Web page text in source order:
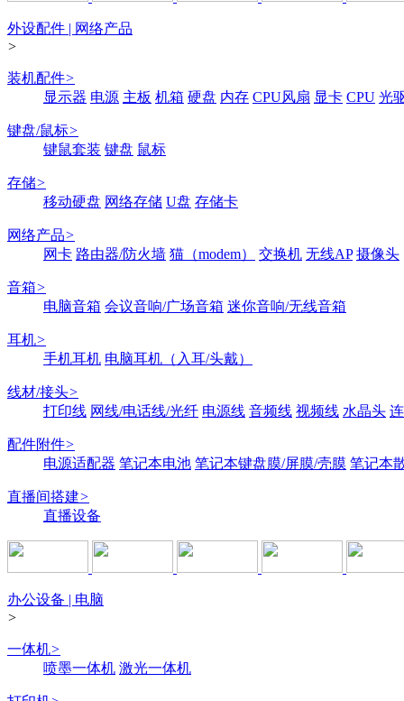
外设配件 | 网络产品
>
装机配件>
显示器 电源 主板 机箱 硬盘 内存 CPU风扇 显卡 CPU 光
键盘/鼠标>
键鼠套装 键盘 鼠标
存储>
移动硬盘 网络存储 U盘 存储卡
网络产品>
网卡 路由器/防火墙 猫（modem） 交换机 无线AP 摄像头
音箱>
电脑音箱 会议音响/广场音箱 迷你音响/无线音箱
耳机>
手机耳机 电脑耳机（入耳/头戴）
线材/接头>
打印线 网线/电话线/光纤 电源线 音频线 视频线 水晶头
配件附件>
电源适配器 笔记本电池 笔记本键盘膜/屏膜/壳膜 笔记本
直播间搭建>
直播设备
办公设备 | 电脑
>
一体机>
喷墨一体机 激光一体机